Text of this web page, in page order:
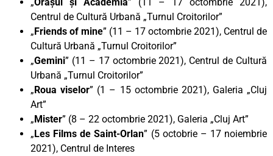
Centrul de Cultură Urbană „Turnul Croitorilor”
„Friends of mine” (11 – 17 octombrie 2021), Centrul de
Cultură Urbană „Turnul Croitorilor”
„Gemini” (11 – 17 octombrie 2021), Centrul de Cultură
Urbană „Turnul Croitorilor”
„Roua viselor” (1 – 15 octombrie 2021), Galeria „Cluj
Art”
„Mister” (8 – 22 octombrie 2021), Galeria „Cluj Art”
„Les Films de Saint-Orlan” (5 octobrie – 17 noiembrie
2021), Centrul de Interes